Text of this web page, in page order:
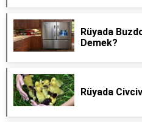
Rüyada
Demek?
Rüyada